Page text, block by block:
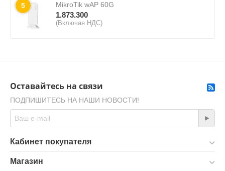
5 MikroTik wAP 60G
1.873.300
(Включая НДС)
Оставайтесь на связи
ПОДПИШИТЕСЬ НА НАШИ НОВОСТИ!
Кабинет покупателя
Магазин